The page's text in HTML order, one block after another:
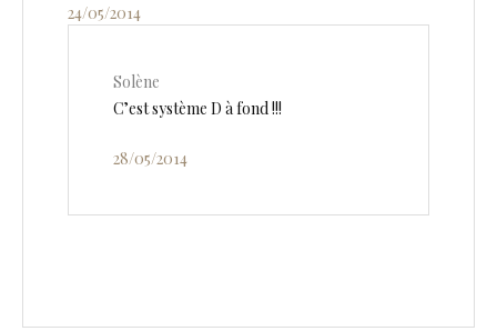
24/05/2014
Solène
C’est système D à fond !!!
28/05/2014